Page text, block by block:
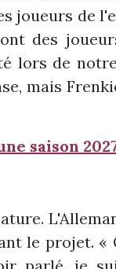
joueurs de
des
lors de
mais
saison
le projet. «